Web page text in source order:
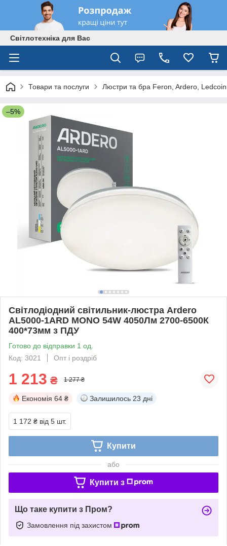
Світлотехніка для Вас
Товари та послуги Люстри та бра Feron, Ardero, Ledcoin
–5%
Світлодіодний світильник-люстра Ardero
AL5000-1ARD MONO 54W 4050Лм 2700-6500К
400*73мм з ПДУ
Готово до відправки 1 од.
Код: 3021
Опт і роздріб
1 213 ₴ 1 277 ₴
Економія 64 ₴ Залишилось 23 дні
1 172 ₴ від 5 шт.
Купити
або
Купити з
Що таке купити з Пром?
Замовлення під захистом